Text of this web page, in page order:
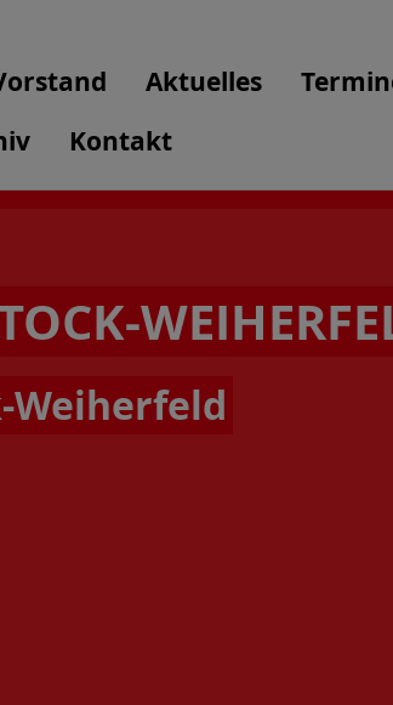
Aktuelles
Kontakt
Weiherfeld